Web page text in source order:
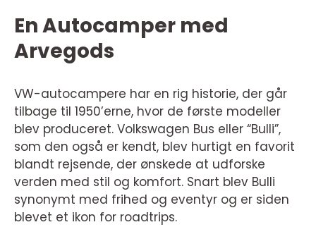
En Autocamper med
Arvegods
VW-autocampere har en rig historie, der går
tilbage til 1950’erne, hvor de første modeller
blev produceret. Volkswagen Bus eller “Bulli”,
som den også er kendt, blev hurtigt en favorit
blandt rejsende, der ønskede at udforske
verden med stil og komfort. Snart blev Bulli
synonymt med frihed og eventyr og er siden
blevet et ikon for roadtrips.